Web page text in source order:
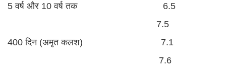
5 वर्ष और 10 वर्ष तक 6.5
7.5
400 दिन (अमृत कलश) 7.1
7.6